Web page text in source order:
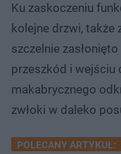
Ku zaskoczeniu
kolejne drzwi, także
szczelnie
przeszkód i wejściu
makabrycznego
zwłoki w daleko
POLECANY ARTYKUŁ: